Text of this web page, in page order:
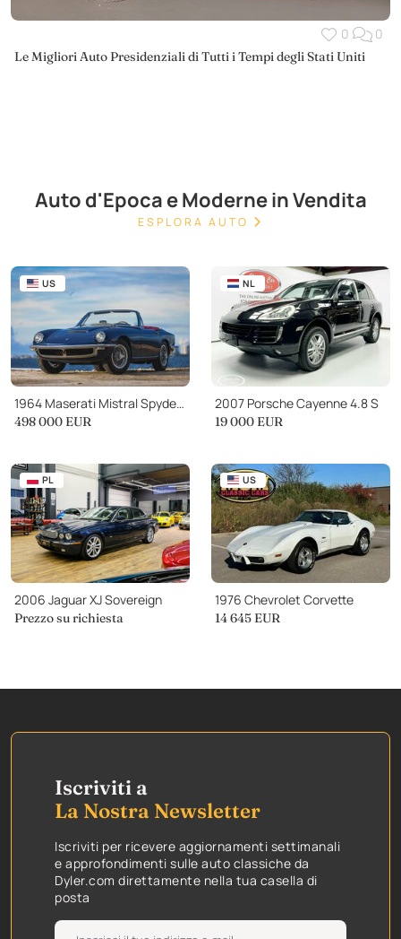
0 0
Le Migliori Auto Presidenziali di Tutti i Tempi degli Stati Uniti
Auto d'Epoca e Moderne in Vendita
ESPLORA AUTO
US
1964 Maserati Mistral Spyder 3500
498 000 EUR
NL
2007 Porsche Cayenne 4.8 S
19 000 EUR
PL
2006 Jaguar XJ Sovereign
Prezzo su richiesta
US
1976 Chevrolet Corvette
14 645 EUR
Iscriviti a
La Nostra Newsletter
Iscriviti per ricevere aggiornamenti settimanali
e approfondimenti sulle auto classiche da
Dyler.com direttamente nella tua casella di
posta